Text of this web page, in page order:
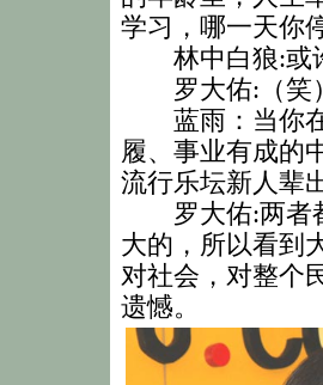
学习，哪一天你
林中白狼:或许
罗大佑:（笑
蓝雨：当你在
履、事业有成的
流行乐坛新人辈
罗大佑:两者都
大的，所以看到
对社会，对整个
遗憾。